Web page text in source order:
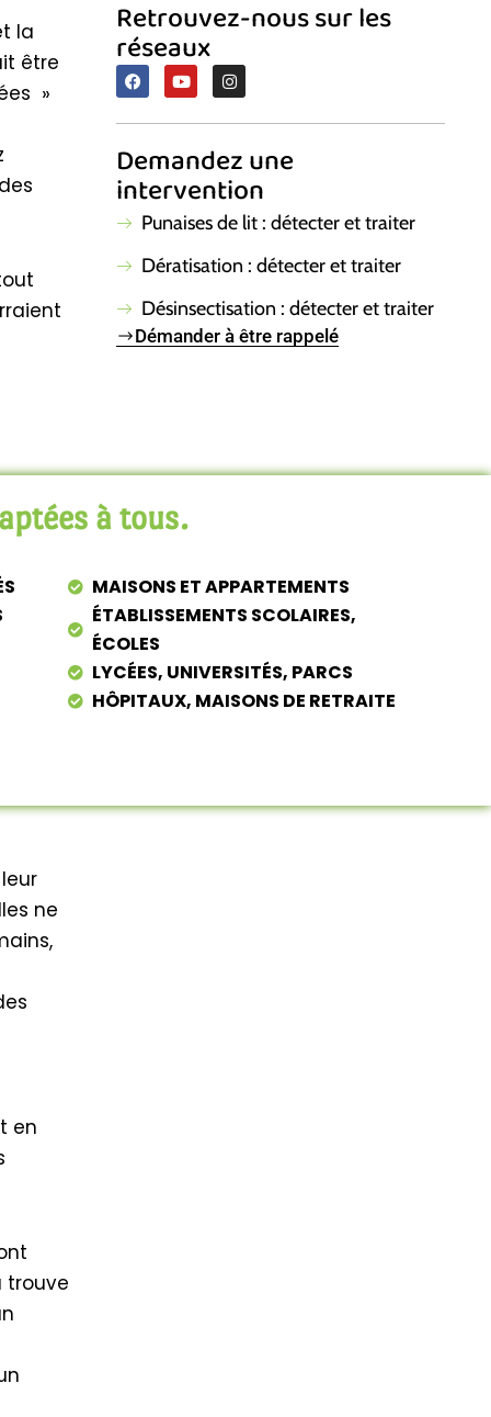
une
à
font
la
être
»
à tous.
MAISONS ET APPARTEMENTS
ÉTABLISSEMENTS SCOLAIRES,
ÉCOLES
LYCÉES, UNIVERSITÉS, PARCS
HÔPITAUX, MAISONS DE RETRAITE
ne
en
trouve
Retrouvez-nous sur les
réseaux
F
a
c
e
o
o
k
Y
o
u
t
b
e
I
n
s
t
g
r
a
m
Demandez une
intervention
Punaises de lit : détecter et traiter
Dératisation : détecter et traiter
Désinsectisation : détecter et traiter
Démander à être rappelé